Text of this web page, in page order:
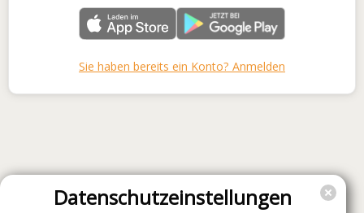
Sie haben bereits ein Konto? Anmelden
Datenschutzeinstellungen